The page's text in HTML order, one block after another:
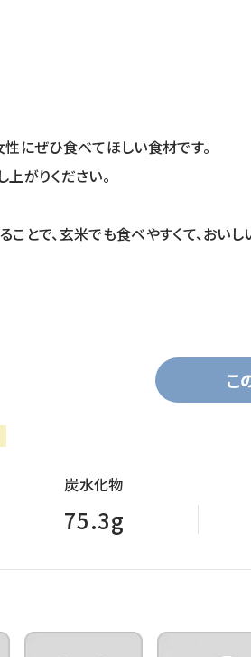
にぜひ食べてほしい食材です。
がりください。
とで、玄米でも食べやすくて、おい
こ
炭水化物
75.3g